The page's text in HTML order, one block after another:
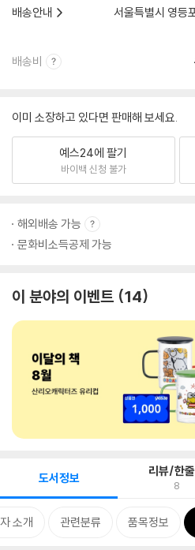
배송안내
서울특별시 영등
배송비
이미 소장하고 있다면 판매해 보세요.
예스24에 팔기
바이백 신청 불가
해외배송 가능
문화비소득공제 가능
이 분야의 이벤트 14
도서정보 리뷰/한
8
소개 관련분류 품목정보